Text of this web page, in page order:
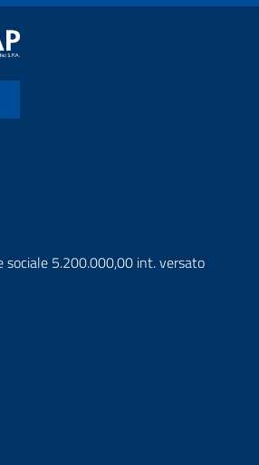
sociale 5.200.000,00 int. versato